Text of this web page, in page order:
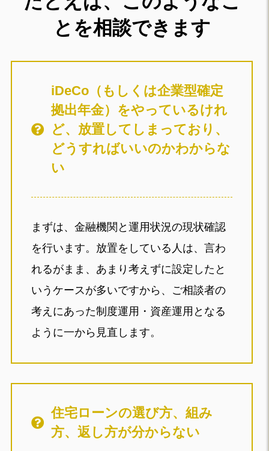
とを相談できます
iDeCo（もしくは企業型確定
拠出年金）をやっているけれ
ど、放置してしまっており、
どうすればいいのかわからな
い
まずは、金融機関と運用状況の現状確認
を行います。放置をしている人は、言わ
れるがまま、あまり考えずに設定したと
いうケースが多いですから、ご相談者の
考えにあった制度運用・資産運用となる
ように一から見直します。
住宅ローンの選び方、組み
方、返し方が分からない